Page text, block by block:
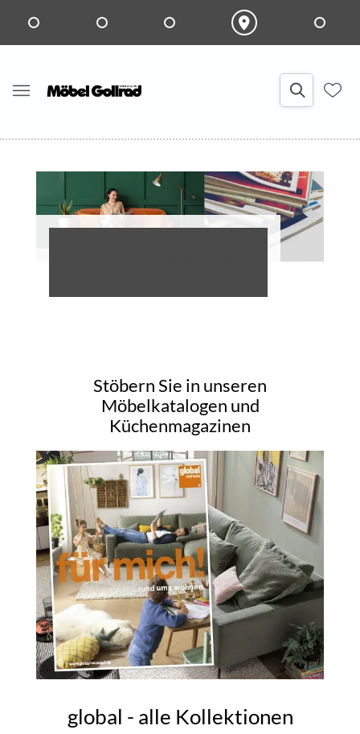
Stöbern Sie in unseren
Möbelkatalogen und
Küchenmagazinen
global - alle Kollektionen